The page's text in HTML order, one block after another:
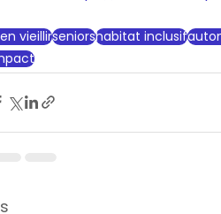
vieillirseniorshabitat inclusif